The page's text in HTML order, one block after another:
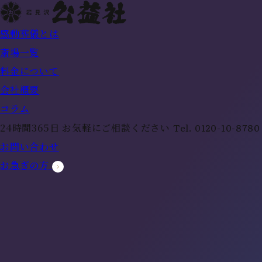
感動葬儀とは
斎場一覧
料金について
会社概要
コラム
24時間365日 お気軽にご相談ください Tel. 0120-10-8780
お問い合わせ
お急ぎの方